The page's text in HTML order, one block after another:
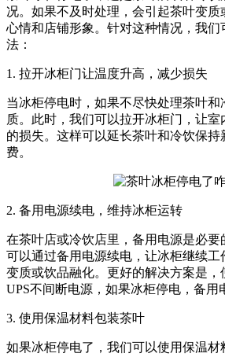
况。如果不及时处理，会引起茶叶变质
心情和店铺形象。针对这种情况，我们
法：
1. 拉开冰柜门让温度升高，减少损失
当冰柜停电时，如果不尽快处理茶叶
质。此时，我们可以拉开冰柜门，让
的损失。这样可以延长茶叶和冷饮保持
费。
2. 备用电源续电，维持冰柜运转
在茶叶店或冷饮店里，备用电源是必要
可以通过备用电源续电，让冰柜继续
变质或饮品融化。更好的解决方案是，
UPS不间断电源，如果冰柜停电，备用
3. 使用保温材料包装茶叶
如果冰柜停电了，我们可以使用保温